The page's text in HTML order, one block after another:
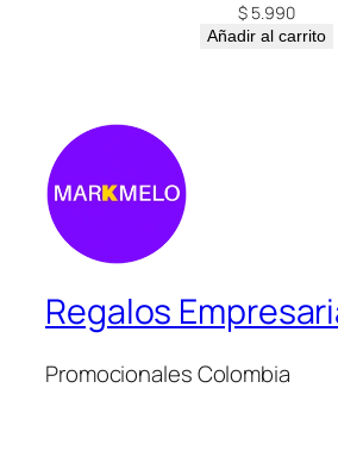
$ 5.990
Añadir al carrito
Regalos
Promocionales Colombia